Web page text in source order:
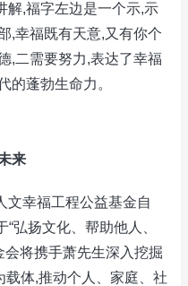
,福字左边是一个示,示
,幸福既有天意,又有你个
,二需要努力,表达了幸福
的蓬勃生命力。
来
幸福工程公益基金自
弘扬文化、帮助他人、
会将携手萧先生深入挖掘
载体,推动个人、家庭、社